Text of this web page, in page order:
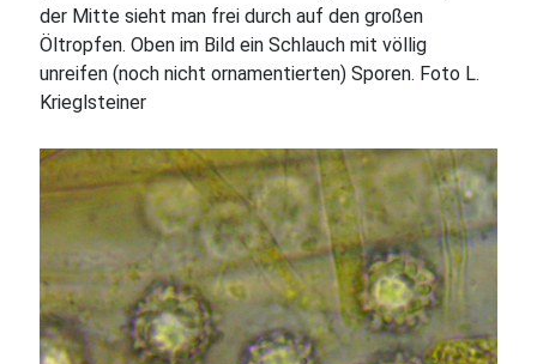
der Mitte sieht man frei durch auf den großen
Öltropfen. Oben im Bild ein Schlauch mit völlig
unreifen (noch nicht ornamentierten) Sporen. Foto L.
Krieglsteiner